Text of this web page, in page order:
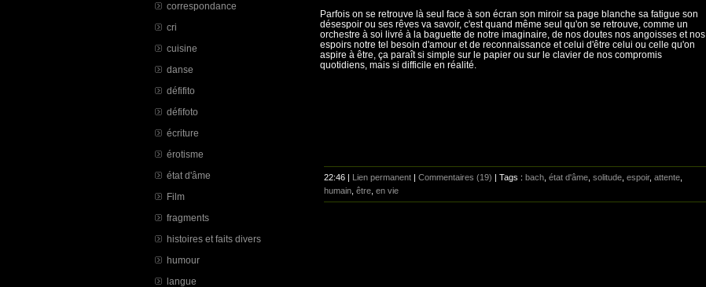
correspondance
cri
cuisine
danse
défifito
défifoto
écriture
érotisme
état d'âme
Film
fragments
histoires et faits divers
humour
langue
Parfois on se retrouve là seul face à son écran son miroir sa page blanche sa fatigue son
désespoir ou ses rêves va savoir, c'est quand même seul qu'on se retrouve, comme un
orchestre à soi livré à la baguette de notre imaginaire, de nos doutes nos angoisses et nos
espoirs notre tel besoin d'amour et de reconnaissance et celui d'être celui ou celle qu'on
aspire à être, ça paraît si simple sur le papier ou sur le clavier de nos compromis
quotidiens, mais si difficile en réalité.
22:46 | Lien permanent | Commentaires (19) | Tags : bach état d'âme solitude espoir, attente
humain être en vie